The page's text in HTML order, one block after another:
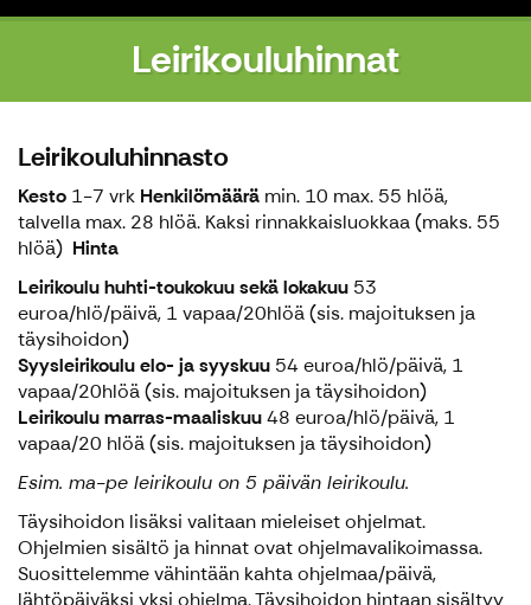
Leirikouluhinnat
Leirikouluhinnasto
Kesto 1-7 vrk Henkilömäärä min. 10 max. 55 hlöä,
talvella max. 28 hlöä. Kaksi rinnakkaisluokkaa (maks. 55
hlöä) Hinta
Leirikoulu huhti-toukokuu sekä lokakuu 53
euroa/hlö/päivä, 1 vapaa/20hlöä (sis. majoituksen ja
täysihoidon)
Syysleirikoulu elo- ja syyskuu 54 euroa/hlö/päivä, 1
vapaa/20hlöä (sis. majoituksen ja täysihoidon)
Leirikoulu marras-maaliskuu48 euroa/hlö/päivä, 1
vapaa/20 hlöä (sis. majoituksen ja täysihoidon)
Esim. ma-pe leirikoulu on 5 päivän leirikoulu.
Täysihoidon lisäksi valitaan mieleiset ohjelmat.
Ohjelmien sisältö ja hinnat ovat ohjelmavalikoimassa.
Suosittelemme vähintään kahta ohjelmaa/päivä,